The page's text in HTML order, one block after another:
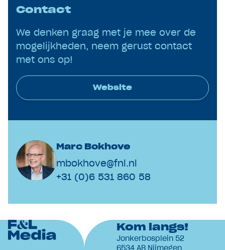
Contact
We denken graag met je mee over de
mogelijkheden, neem gerust contact
met ons op!
Website
Marc Bokhove
mbokhove@fnl.nl
+31 (0)6 531 860 58
Kom langs!
Jonkerbosplein 52
6534 AB Nijmegen